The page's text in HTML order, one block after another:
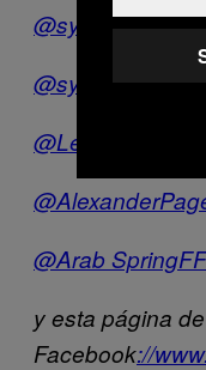
@syriahr
@syriarevolution
@LeShaque
@Arab SpringFF
y esta página de
Facebook://